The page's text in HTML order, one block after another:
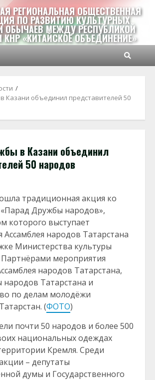
РЕГИОНАЛЬНАЯ ОБЩЕСТВЕННАЯ
ПО РАЗВИТИЮ КУЛЬТУРНЫХ
ОБЫЧАЕВ МЕЖДУ РЕСПУБЛИКОЙ
КНР «КИТАЙСКОЕ ОБЪЕДИНЕНИЕ»
Казани объединил представителей 50
в Казани объединил
50 народов
традиционная акция ко
Дружбы народов»,
которого выступает
народов Татарстана
Министерства культуры
Партнёрами мероприятия
народов Татарстана,
Татарстана и
по делам молодёжи
(ФОТО)
почти 50 народов и более 500
национальных одеждах
Кремля. Среди
– депутаты
думы и Государственного